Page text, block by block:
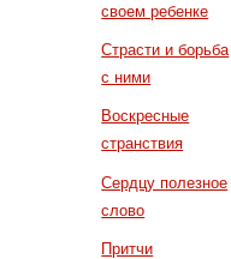
своем ребенке
Страсти и борьба
с ними
Воскресные
странствия
Сердцу полезное
слово
Притчи